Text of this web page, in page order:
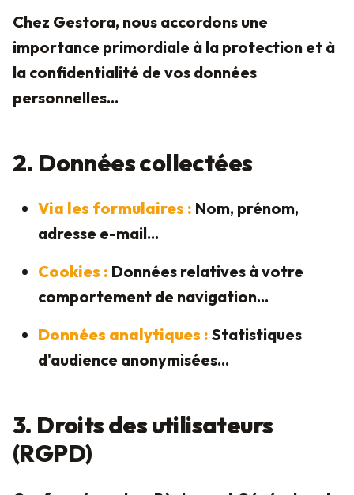
Chez Gestora, nous accordons une
importance primordiale à la protection et à
la confidentialité de vos données
personnelles...
2. Données collectées
Via les formulaires : Nom, prénom,
adresse e-mail...
Cookies : Données relatives à votre
comportement de navigation...
Données analytiques : Statistiques
d'audience anonymisées...
3. Droits des utilisateurs
(RGPD)